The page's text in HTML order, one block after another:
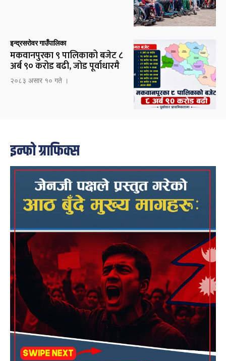
इन्द्रसरोवर गाउँपालिका
मकवानपुरका ९ पालिकाको बजेट ८
अर्ब ९० करोड बढी, जोड पूर्वाधारमै
२०८३ असार १० गते ।
इन्फो ग्राफिक्स